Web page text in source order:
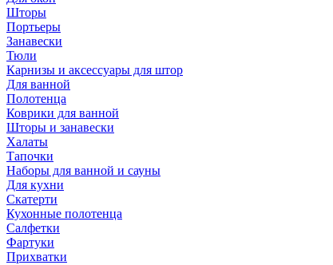
Шторы
Портьеры
Занавески
Тюли
Карнизы и аксессуары для штор
Для ванной
Полотенца
Коврики для ванной
Шторы и занавески
Халаты
Тапочки
Наборы для ванной и сауны
Для кухни
Скатерти
Кухонные полотенца
Салфетки
Фартуки
Прихватки